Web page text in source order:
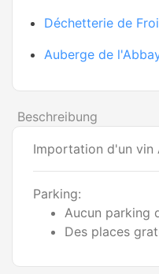
Déchetterie de
Auberge de
Beschreibung
Importation d'un vin
Parking:
Aucun parking
Des places